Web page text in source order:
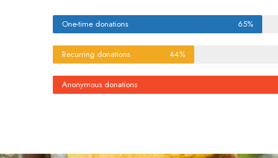
One-time donations 65%
Recurring donations 44%
Anonymous donations